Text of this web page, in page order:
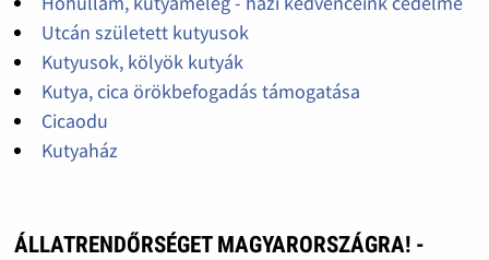
Utcán született kutyusok
Kutyusok, kölyök kutyák
Kutya, cica örökbefogadás támogatása
Cicaodu
Kutyaház
ÁLLATRENDŐRSÉGET MAGYARORSZÁGRA! -